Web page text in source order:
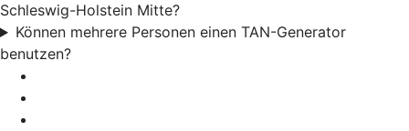
Schleswig-Holstein Mitte?
Können mehrere Personen einen TAN-Generator
benutzen?